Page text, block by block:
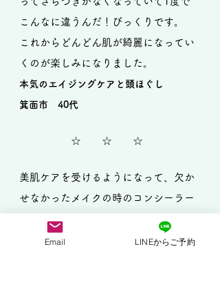
こんなに違うんだ！びっくりです。
これからどんどん肌が綺麗になってい
くのが楽しみになりました。
本気のエイジングケアと頭ほぐし
箕面市 40代
☆ ☆ ☆
美肌ケアを受けるようになって、欠か
せなかったメイクの時のコンシーラー
がいらなくなりました！！
大きめのシミを隠したくてコンシーラ
Email LINEからご予約